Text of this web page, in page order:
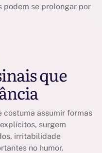
podem se prolongar por
que
costuma assumir formas
surgem
irritabilidade
no humor.